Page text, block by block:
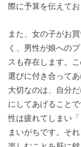
際に予算を伝えて
また、女の子がお
く、男性が娘への
スも存在します。
選びに付き合って
大切なのは、自分
にしてあげること
性は疲れてしまい
まいがちです。そ